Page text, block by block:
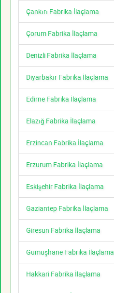
Çankırı Fabrika İlaçlama
Çorum Fabrika İlaçlama
Denizli Fabrika İlaçlama
Diyarbakır Fabrika İlaçlama
Edirne Fabrika İlaçlama
Elazığ Fabrika İlaçlama
Erzincan Fabrika İlaçlama
Erzurum Fabrika İlaçlama
Eskişehir Fabrika İlaçlama
Gaziantep Fabrika İlaçlama
Giresun Fabrika İlaçlama
Gümüşhane Fabrika İlaçlama
Hakkari Fabrika İlaçlama